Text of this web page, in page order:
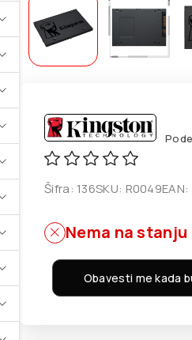
Šifra: 136SKU: R0049EAN:
Nema na stanju
Obavesti me kada